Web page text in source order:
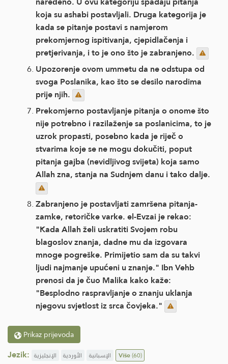
koja su ashabi postavljali. Druga kategorija je
kada se pitanje postavi s namjerom
prekomjernog ispitivanja, cjepidlačenja i
pretjerivanja, i to je ono što je zabranjeno.
Upozorenje ovom ummetu da ne odstupa od
svoga Poslanika, kao što se desilo narodima
prije njih.
Prekomjerno postavljanje pitanja o onome što
nije potrebno i razilaženje sa poslanicima, to je
uzrok propasti, posebno kada je riječ o
stvarima koje se ne mogu dokučiti, poput
pitanja gajba (nevidljivog svijeta) koja samo
Allah zna, stanja na Sudnjem danu i tako dalje.
Zabranjeno je postavljati zamršena pitanja-
zamke, retoričke varke. el-Evzai je rekao:
"Kada Allah želi uskratiti Svojem robu
blagoslov znanja, dadne mu da izgovara
mnoge pogreške. Primijetio sam da su takvi
ljudi najmanje upućeni u znanje." Ibn Vehb
prenosi da je čuo Malika kako kaže:
"Besplodno raspravljanje o znanju uklanja
njegovu svjetlost iz srca čovjeka."
Prikaz prijevoda
Jezik: الإنجليزية الأوردية الإسبانية Više(60)